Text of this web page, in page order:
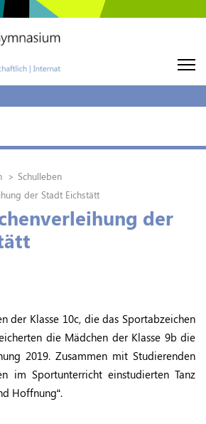
Schulleben
der Stadt Eichstätt
der
der Klasse 10c, die das Sportabzeichen
die Mädchen der Klasse 9b die
2019. Zusammen mit Studierenden
im Sportunterricht einstudierten Tanz
Hoffnung“.